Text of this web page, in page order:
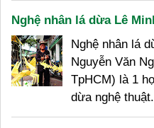
Nghệ nhân lá dừa Lê
Nghệ nhân lá
Nguyễn Văn
TpHCM) là 1
dừa nghệ